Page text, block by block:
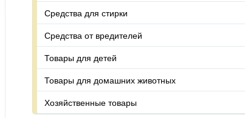
Средства для стирки
Средства от вредителей
Товары для детей
Товары для домашних животных
Хозяйственные товары